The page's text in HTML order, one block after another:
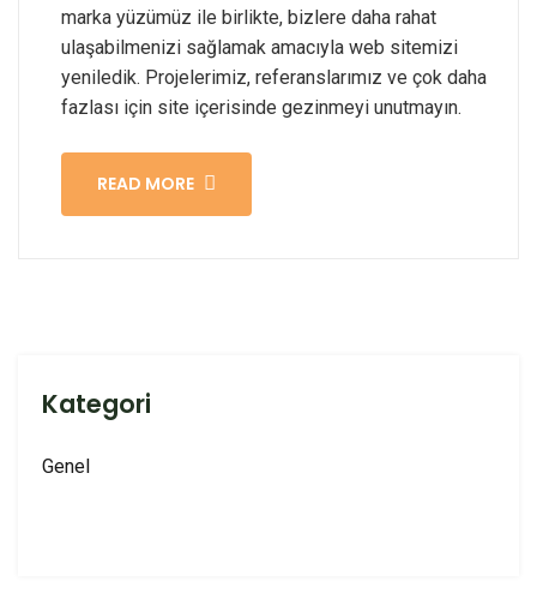
marka yüzümüz ile birlikte, bizlere daha rahat
ulaşabilmenizi sağlamak amacıyla web sitemizi
yeniledik. Projelerimiz, referanslarımız ve çok daha
fazlası için site içerisinde gezinmeyi unutmayın.
READ MORE
Kategori
Genel